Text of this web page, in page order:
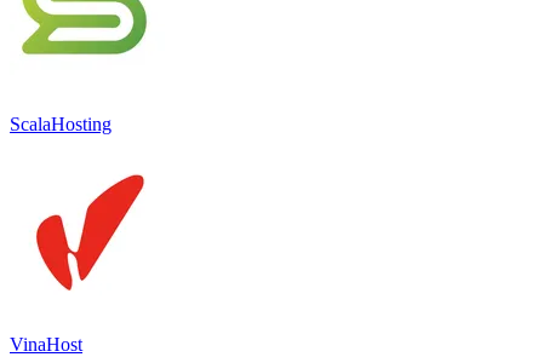
ScalaHosting
VinaHost